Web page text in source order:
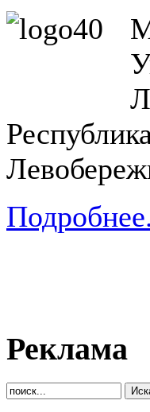
Реклама